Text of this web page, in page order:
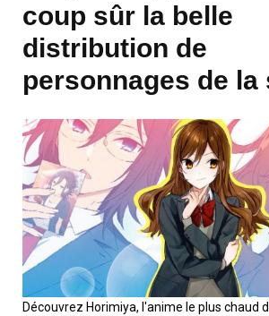
coup sûr la belle
distribution de
personnages de la
Découvrez Horimiya, l'anime le plus chaud